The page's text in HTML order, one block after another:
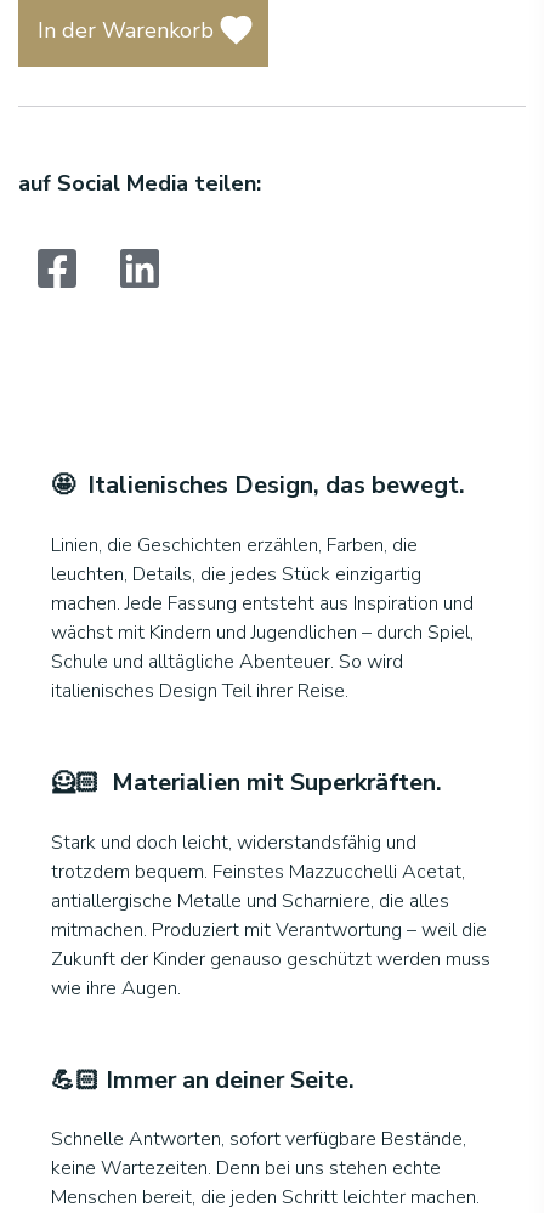
In der Warenkorb
auf Social Media teilen:
🤩 Italienisches Design, das bewegt.
Linien, die Geschichten erzählen, Farben, die
leuchten, Details, die jedes Stück einzigartig
machen. Jede Fassung entsteht aus Inspiration und
wächst mit Kindern und Jugendlichen – durch Spiel,
Schule und alltägliche Abenteuer. So wird
italienisches Design Teil ihrer Reise.
🦸🏻 Materialien mit Superkräften.
Stark und doch leicht, widerstandsfähig und
trotzdem bequem. Feinstes Mazzucchelli Acetat,
antiallergische Metalle und Scharniere, die alles
mitmachen. Produziert mit Verantwortung – weil die
Zukunft der Kinder genauso geschützt werden muss
wie ihre Augen.
💪🏻 Immer an deiner Seite.
Schnelle Antworten, sofort verfügbare Bestände,
keine Wartezeiten. Denn bei uns stehen echte
Menschen bereit, die jeden Schritt leichter machen.